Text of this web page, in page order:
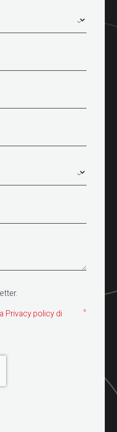
Privacy policy di
*